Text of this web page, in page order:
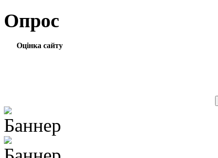
Опрос
Оцінка сайту